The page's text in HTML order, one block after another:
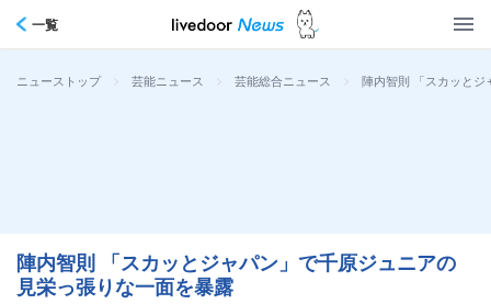
一覧
ニューストップ > 芸能ニュース > 芸能総合ニュース > 陣内智則 「スカッとジ
陣内智則 「スカッとジャパン」で千原ジュニアの
見栄っ張りな一面を暴露